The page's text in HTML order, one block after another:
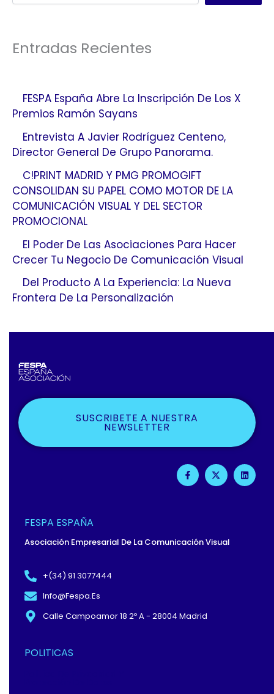
Entradas Recientes
FESPA España Abre La Inscripción De Los X
Premios Ramón Sayans
Entrevista A Javier Rodríguez Centeno,
Director General De Grupo Panorama.
C!PRINT MADRID Y PMG PROMOGIFT
CONSOLIDAN SU PAPEL COMO MOTOR DE LA
COMUNICACIÓN VISUAL Y DEL SECTOR
PROMOCIONAL
El Poder De Las Asociaciones Para Hacer
Crecer Tu Negocio De Comunicación Visual
Del Producto A La Experiencia: La Nueva
Frontera De La Personalización
SUSCRIBETE A NUESTRA
NEWSLETTER
F
A
C
F
X
-
T
L
I
N
FESPA ESPAÑA
Asociación Empresarial De La Comunicación Visual
+(34) 91 3077444
Info@fespa.es
Calle Campoamor 18 2º A - 28004 Madrid
POLITICAS